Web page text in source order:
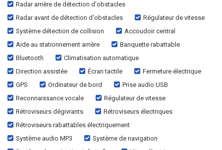
Radar arrière de détection d'obstacles
Radar avant de détection d'obstacles
Régulateur de vitesse
Système détection de collision
Accoudoir central
Aide au stationnement arrière
Banquette rabattable
Bluetooth
Climatisation automatique
Direction assistée
Écran tactile
Fermeture électrique
GPS
Ordinateur de bord
Prise audio USB
Reconnaissance vocale
Régulateur de vitesse
Rétroviseurs dégivrants
Rétroviseurs électriques
Rétroviseurs rabattables électriquement
Système audio MP3
Système de navigation